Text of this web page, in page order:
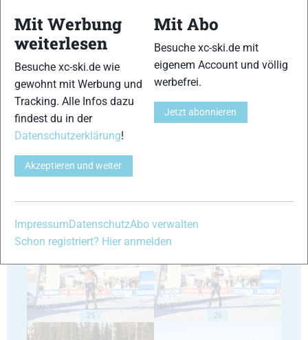
21 22
25 26
Mit Werbung
weiterlesen
Besuche xc-ski.de wie
gewohnt mit Werbung und
Tracking. Alle Infos dazu
findest du in der
Datenschutzerklärung!
Akzeptieren und weiter
Mit Abo
Besuche xc-ski.de mit
eigenem Account und völlig
werbefrei.
Jetzt abonnieren
ImpressumDatenschutzAbo verwalten
Schon registriert? Hier anmelden